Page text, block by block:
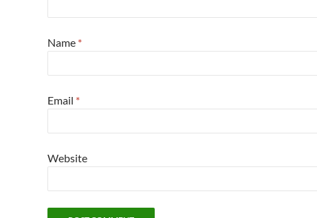
Name *
Email *
Website